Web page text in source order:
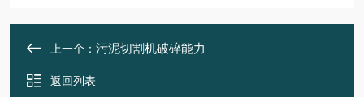
上一个： 污泥切割机破碎能力
返回列表